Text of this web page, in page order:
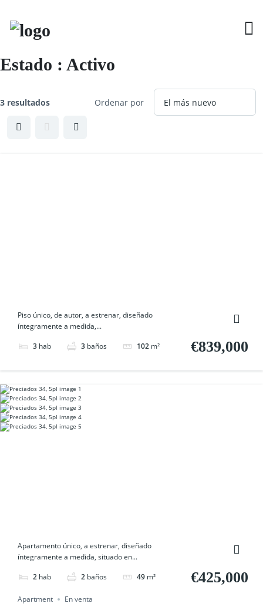
o
c
t
Estado : Activo
3 resultados Ordenar por
Piso único, de autor, a estrenar, diseñado
íntegramente a medida,...
3 hab 3 baños 102 m² €839,000
Apartamento único, a estrenar, diseñado
íntegramente a medida, situado en...
2 hab 2 baños 49 m² €425,000
Apartment En venta